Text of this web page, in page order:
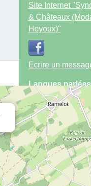
Site Internet
& Châteaux
Hoyoux)"
Ecrire un
Langues
Français